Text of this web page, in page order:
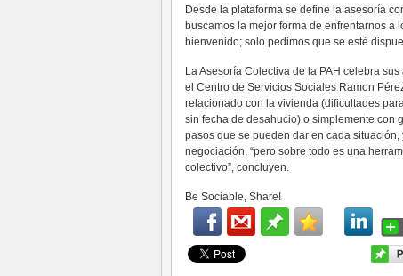
Desde la plataforma se define la asesoría
buscamos la mejor forma de enfrentarnos
bienvenido; solo pedimos que se esté
La Asesoría Colectiva de la PAH celebra
el Centro de Servicios Sociales Ramon
relacionado con la vivienda (dificultades
sin fecha de desahucio) o simplemente con
pasos que se pueden dar en cada
negociación, “pero sobre todo es una
colectivo”, concluyen.
Be Sociable, Share!